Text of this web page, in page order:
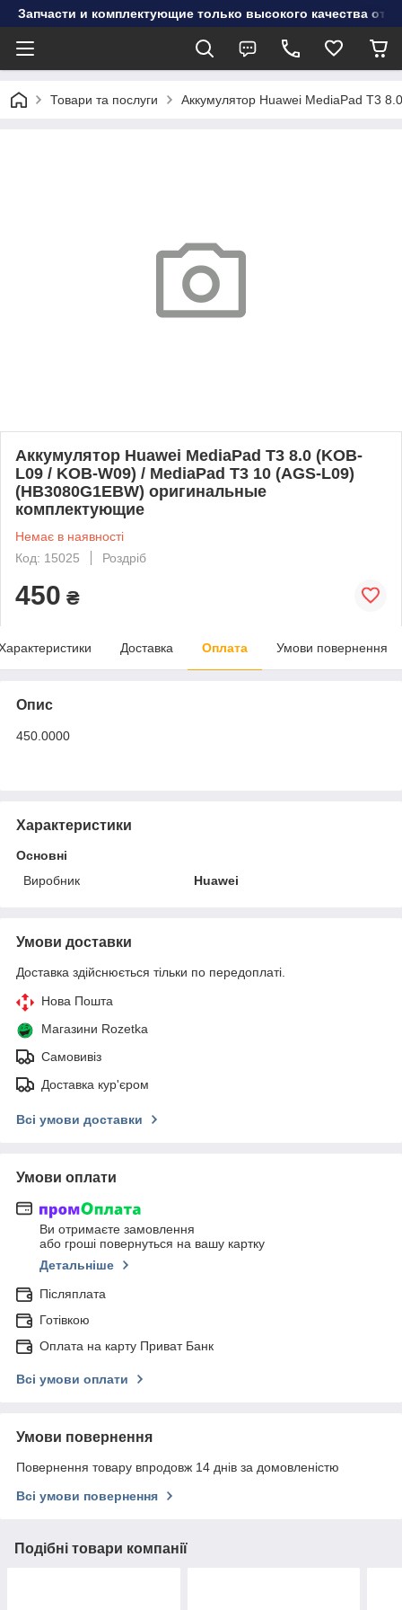
Запчасти и комплектующие только высокого качества от
Товари та послуги Аккумулятор Huawei MediaPad T3
Аккумулятор Huawei MediaPad T3 8.0 (KOB-
L09 / KOB-W09) / MediaPad T3 10 (AGS-L09)
(HB3080G1EBW) оригинальные
комплектующие
Немає в наявності
Код: 15025
Роздріб
450 ₴
Доставка Оплата Умови повернення
Опис
450.0000
Характеристики
Основні
Виробник
Huawei
Умови доставки
Доставка здійснюється тільки по передоплаті.
Нова Пошта
Магазини Rozetka
Самовивіз
Доставка кур'єром
Всі умови доставки
Умови оплати
Ви отримаєте замовлення
або гроші повернуться на вашу картку
Детальніше
Післяплата
Готівкою
Оплата на карту Приват Банк
Всі умови оплати
Умови повернення
Повернення товару впродовж 14 днів за домовленістю
Всі умови повернення
Подібні товари компанії